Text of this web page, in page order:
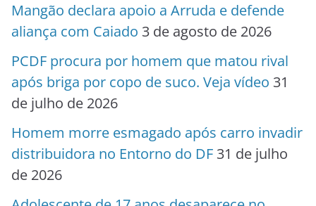
Mangão declara apoio a Arruda e defende
aliança com Caiado 3 de agosto de 2026
PCDF procura por homem que matou rival
após briga por copo de suco. Veja vídeo 31
de julho de 2026
Homem morre esmagado após carro invadir
distribuidora no Entorno do DF 31 de julho
de 2026